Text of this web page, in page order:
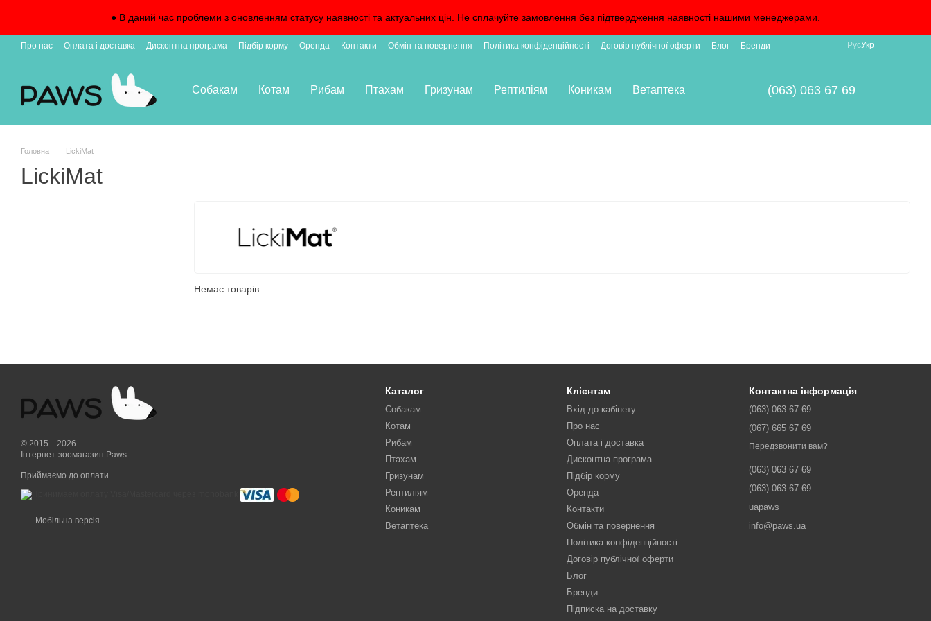
● В даний час проблеми з оновленням статусу наявності та актуальних цін. Не сплачуйте замовлення без підтвердження наявності нашими менеджерами.
Про нас Оплата і доставка Дисконтна програма Підбір корму Оренда Контакти Обмін та повернення Політика конфіденційності Договір публічної оферти Блог
Бренди
РусУкр
Собакам Котам Рибам Птахам Гризунам Рептиліям Коникам Ветаптека (063) 063 67 69
Головна LickiMat
LickiMat
Немає товарів
© 2015—2026
Інтернет-зоомагазин Paws
Приймаємо до оплати
Мобільна версія
Каталог
Собакам
Котам
Рибам
Птахам
Гризунам
Рептиліям
Коникам
Ветаптека
Клієнтам
Вхід до кабінету
Про нас
Оплата і доставка
Дисконтна програма
Підбір корму
Оренда
Контакти
Обмін та повернення
Політика конфіденційності
Договір публічної оферти
Блог
Бренди
Підписка на доставку
Контактна інформація
(063) 063 67 69
(067) 665 67 69
Передзвонити вам?
(063) 063 67 69
(063) 063 67 69
uapaws
info@paws.ua